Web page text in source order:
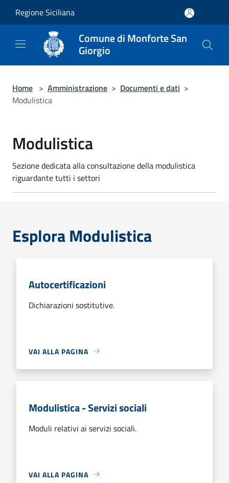
Regione Siciliana
Comune di Monforte San
Giorgio
Home > Amministrazione > Documenti e dati >
Modulistica
Modulistica
Sezione dedicata alla consultazione della modulistica
riguardante tutti i settori
Esplora Modulistica
Autocertificazioni
Dichiarazioni sostitutive.
VAI ALLA PAGINA
Modulistica - Servizi sociali
Moduli relativi ai servizi sociali.
VAI ALLA PAGINA